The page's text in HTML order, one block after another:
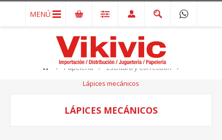
MENÚ
Papelería
Escritura y Corrección
Lápices mecánicos
LÁPICES MECÁNICOS